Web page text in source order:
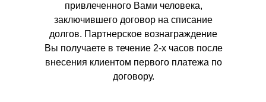
привлеченного Вами человека,
заключившего договор на списание
долгов. Партнерское вознаграждение
Вы получаете в течение 2-х часов после
внесения клиентом первого платежа по
договору.